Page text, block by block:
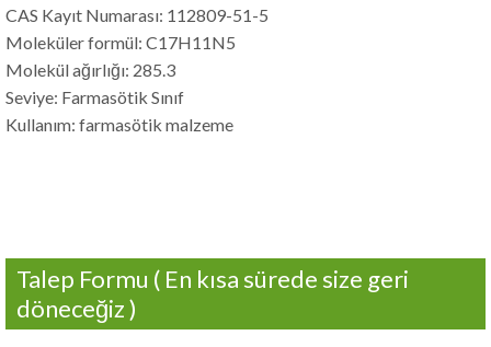
CAS Kayıt Numarası: 112809-51-5
Moleküler formül: C17H11N5
Molekül ağırlığı: 285.3
Seviye: Farmasötik Sınıf
Kullanım: farmasötik malzeme
Talep Formu ( En kısa sürede size geri
döneceğiz )